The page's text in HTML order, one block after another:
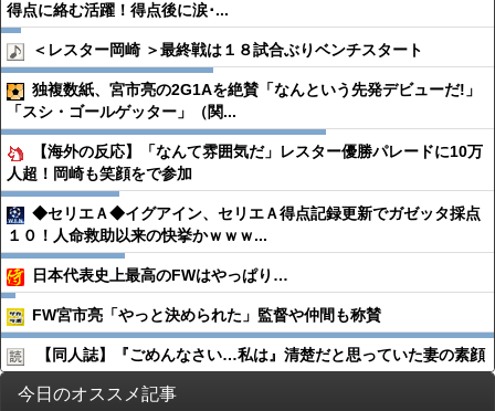
得点に絡む活躍！得点後に涙･...
＜レスター岡崎 ＞最終戦は１８試合ぶりベンチスタート
独複数紙、宮市亮の2G1Aを絶賛「なんという先発デビューだ!」
「スシ・ゴールゲッター」（関...
【海外の反応】「なんて雰囲気だ」レスター優勝パレードに10万
人超！岡崎も笑顔をで参加
◆セリエＡ◆イグアイン、セリエＡ得点記録更新でガゼッタ採点
１０！人命救助以来の快挙かｗｗｗ...
日本代表史上最高のFWはやっぱり…
FW宮市亮「やっと決められた」監督や仲間も称賛
【同人誌】『ごめんなさい…私は』清楚だと思っていた妻の素顔
今日のオススメ記事